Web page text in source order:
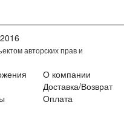
авторских прав и
О компании
Доставка/Возврат
Оплата